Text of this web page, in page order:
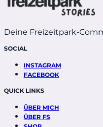
Deine Freizeitpark-
SOCIAL
INSTAGRAM
FACEBOOK
QUICK LINKS
ÜBER MICH
ÜBER FS